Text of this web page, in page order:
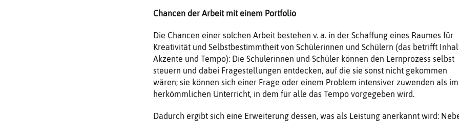
Chancen der Arbeit mit einem Portfolio
Die Chancen einer solchen Arbeit bestehen v. a. in der Schaffung eines Raumes für
Kreativität und Selbstbestimmtheit von Schülerinnen und Schülern (das betrifft
Akzente und Tempo): Die Schülerinnen und Schüler können den Lernprozess selbst
steuern und dabei Fragestellungen entdecken, auf die sie sonst nicht gekommen
wären; sie können sich einer Frage oder einem Problem intensiver zuwenden als im
herkömmlichen Unterricht, in dem für alle das Tempo vorgegeben wird.
Dadurch ergibt sich eine Erweiterung dessen, was als Leistung anerkannt wird: